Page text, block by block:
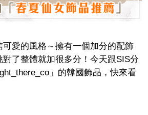
愛的風格～擁有一個加分的配飾
了整體就加很多分！今天跟SIS分
」的韓國飾品，快來看